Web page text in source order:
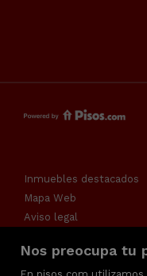
Nos preocupa tu
Inmuebles destacados
Mapa Web
Aviso legal
Política de cookies